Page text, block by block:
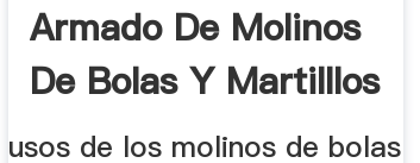
Armado De Molinos
De Bolas Y Martilllos
...
usos de los molinos de bolas